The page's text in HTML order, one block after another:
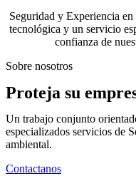
Seguridad y Experiencia
tecnológica y un servicio
confianza de
Sobre nosotros
Proteja su
Un trabajo conjunto
especializados servicios de
ambiental.
Contactanos